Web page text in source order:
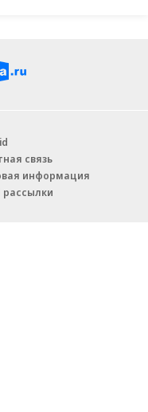
на лояльность:
бизнес-класса
10 случаев остаются